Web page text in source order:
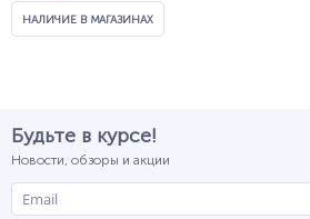
НАЛИЧИЕ В МАГАЗИНАХ
Будьте в курсе!
Новости, обзоры и акции